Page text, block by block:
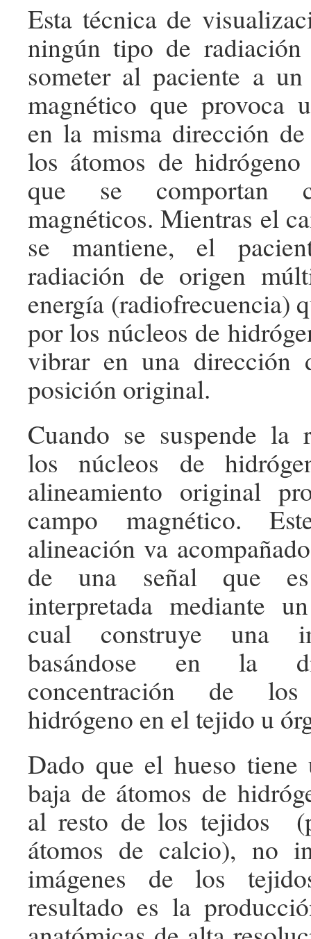
Esta técnica de
ningún tipo de
someter al paciente a
magnético que provoca
en la misma dirección
los átomos de
que se comportan
magnéticos. Mientras el
se mantiene, el
radiación de origen
energía (radiofrecuencia)
por los núcleos de
vibrar en una dirección
posición original.
Cuando se suspende la
los núcleos de
alineamiento original
campo magnético.
alineación va
de una señal que
interpretada mediante
cual construye una
basándose en la
concentración de
hidrógeno en el tejido u
Dado que el hueso tiene
baja de átomos de
al resto de los tejidos
átomos de calcio), no
imágenes de los
resultado es la